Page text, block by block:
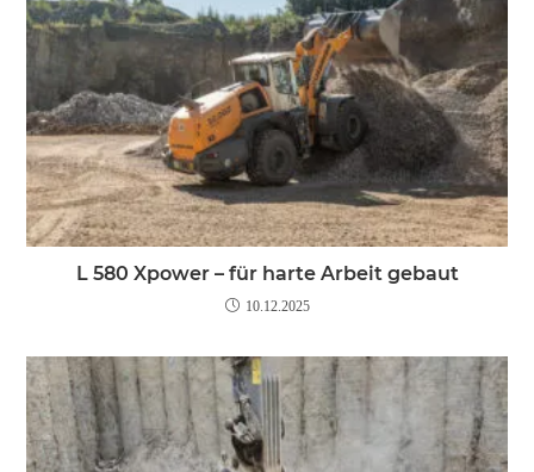
L 580 Xpower – für harte Arbeit gebaut
10.12.2025